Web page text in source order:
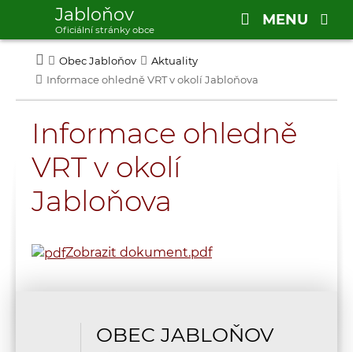
Obec Jabloňov
Aktuality
Informace ohledně VRT v okolí Jabloňova
Informace ohledně
VRT v okolí
Jabloňova
Zobrazit dokument.pdf
OBEC JABLOŇOV
Jabloňov
Oficiální stránky obce
MENU